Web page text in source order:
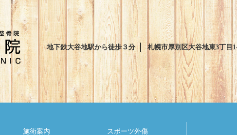
地下鉄大谷地駅から徒歩３分 札幌市厚別区大谷地東3丁目
施術案内
スポーツ外傷